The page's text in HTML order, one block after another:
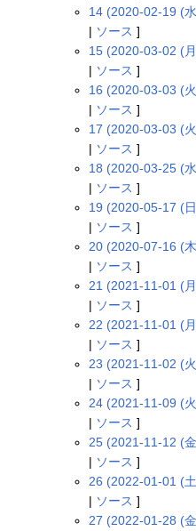
14 (2020-02-19 (
| ソース ]
15 (2020-03-02 (
| ソース ]
16 (2020-03-03 (
| ソース ]
17 (2020-03-03 (
| ソース ]
18 (2020-03-25 (
| ソース ]
19 (2020-05-17 (
| ソース ]
20 (2020-07-16 (
| ソース ]
21 (2021-11-01 (
| ソース ]
22 (2021-11-01 (
| ソース ]
23 (2021-11-02 (
| ソース ]
24 (2021-11-09 (
| ソース ]
25 (2021-11-12 (
| ソース ]
26 (2022-01-01 (
| ソース ]
27 (2022-01-28 (